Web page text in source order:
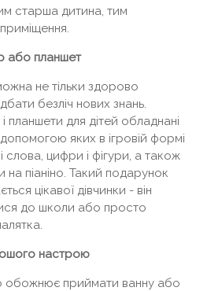
старша дитина, тим
або планшет
не тільки здорово
безліч нових знань.
планшети для дітей обладнані
яких в ігровій формі
слова, цифри і фігури, а також
на піаніно. Такий подарунок
цікавої дівчинки - він
до школи або просто
настрою
обожнює приймати ванну або